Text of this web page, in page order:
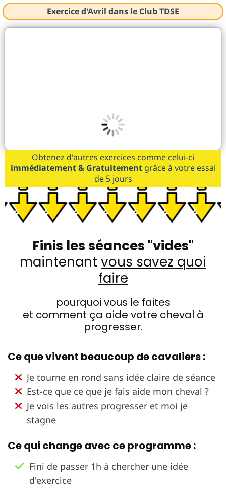
Exercice d'Avril dans le Club TDSE
Obtenez d'autres exercices comme celui-ci
immédiatement & Gratuitementgrâce à votre essai
de 5 jours
Finis les séances "vides"
maintenant vous savez quoi
faire
pourquoi vous le faites
et comment ça aide votre cheval à
progresser.
Ce que vivent beaucoup de cavaliers :
Je tourne en rond sans idée claire de séance
Est-ce que ce que je fais aide mon cheval ?
Je vois les autres progresser et moi je
stagne
Ce qui change avec ce programme :
Fini de passer 1h à chercher une idée
d'exercice